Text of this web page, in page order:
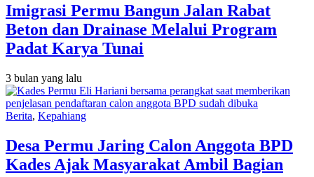
Imigrasi Permu Bangun Jalan Rabat
Beton dan Drainase Melalui Program
Padat Karya Tunai
3 bulan yang lalu
Berita, Kepahiang
Desa Permu Jaring Calon Anggota BPD
Kades Ajak Masyarakat Ambil Bagian